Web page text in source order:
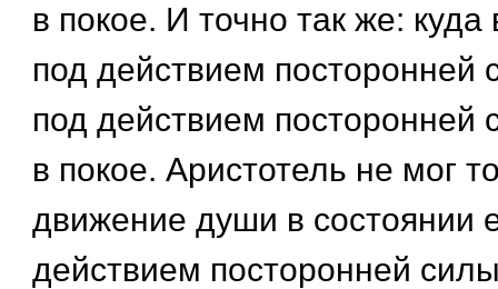
в покое. И точно так же:
под действием посторонней
под действием посторонней
в покое. Аристотель не мог
движение души в состоянии
действием посторонней